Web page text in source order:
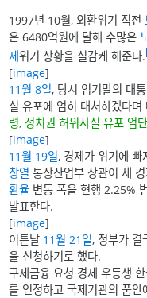
1997년 10월, 외환위기 직전
은 6480억원에 달해 수많은
제위기 상황을 실감케 해준다.
[image]
11월 8일, 당시 임기말의 대
실 유포에 엄히 대처하겠다
령, 정치권 허위사실 유포 엄단
[image]
11월 19일, 경제가 위기에 빠
창열 통상산업부 장관이 새
환율 변동 폭을 현행 2.25%
발표한다.
[image]
이튿날 11월 21일, 정부가
을 신청하기로 했다.
구제금융 요청 경제 우등생
를 인정하고 국제기관의 품